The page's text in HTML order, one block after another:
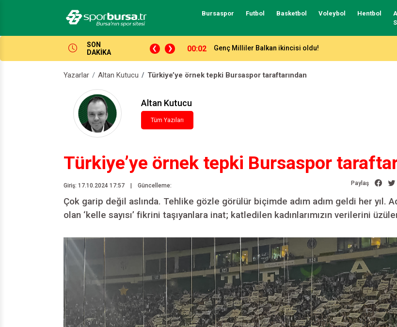
Bursaspor Futbol Basketbol Voleybol Hentbol
SON
DAKİKA
00:02 Genç Milliler Balkan ikincisi oldu!
Yazarlar Altan Kutucu Türkiye’ye örnek tepki Bursaspor taraftarından
Altan Kutucu
Tüm Yazıları
Türkiye’ye örnek tepki Bursaspor
Giriş: 17.10.2024 17:57 Güncelleme: Paylaş
Çok garip değil aslında. Tehlike gözle görülür biçimde adım adım geldi her yıl.
olan ‘kelle sayısı’ fikrini taşıyanlara inat; katledilen kadınlarımızın verilerini